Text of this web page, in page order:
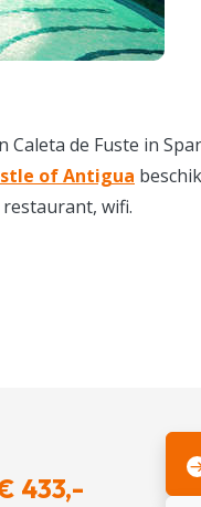
de Fuste in
of Antigua
wifi.
433,-